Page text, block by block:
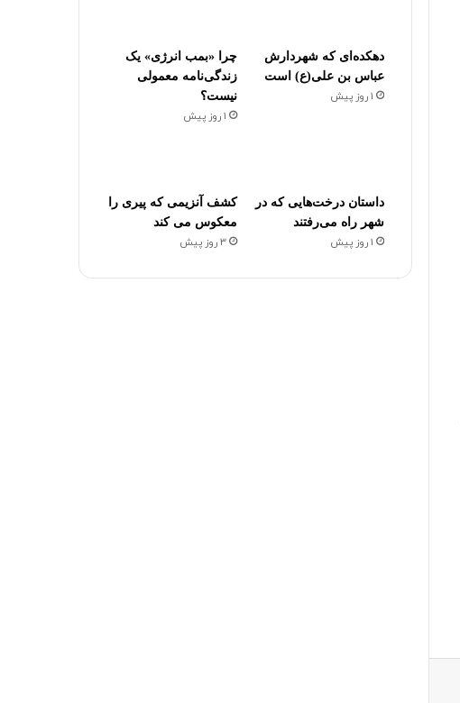
دهکده‌ای که شهردارش
عباس بن علی(ع) است
1 روز پیش
چرا «بمب انرژی» یک
زندگی‌نامه معمولی
نیست؟
1 روز پیش
داستان درخت‌هایی که در
شهر راه می‌رفتند
1 روز پیش
کشف آنزیمی که پیری را
معکوس می کند
3 روز پیش